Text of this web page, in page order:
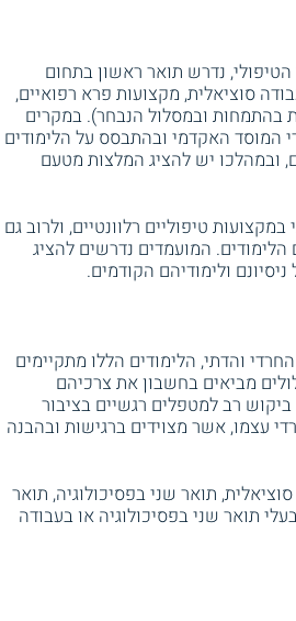
נדרש תואר ראשון בתחום
סוציאלית, מקצועות פרא רפואיים,
בממוצע ציונים גבוה הנע בין 80 - 95 (בתלות בהתמחות ובמסלול הנבחר). במקרים
המוסד האקדמי ובהתבסס על הלימודים
ובמהלכו יש להציג המלצות מטעם
טיפוליים רלוונטיים, ולרוב גם
המועמדים נדרשים להציג
ולימודיהם הקודמים.
והדתי, הלימודים הללו מתקיימים
מביאים בחשבון את צרכיהם
ביקוש רב למטפלים רגשיים בציבור
עצמו, אשר מצוידים ברגישות ובהבנה
תואר שני בפסיכולוגיה, תואר
תואר שני בפסיכולוגיה או בעבודה